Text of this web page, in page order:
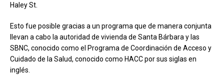
Haley St.
Esto fue posible gracias a un programa que de manera conjunta
llevan a cabo la autoridad de vivienda de Santa Bárbara y las
SBNC, conocido como el Programa de Coordinación de Acceso y
Cuidado de la Salud, conocido como HACC por sus siglas en
inglés.